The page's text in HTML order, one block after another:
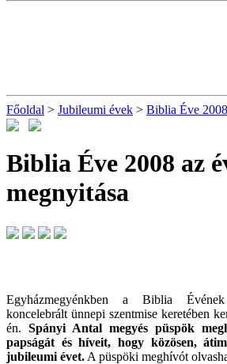
Főoldal > Jubileumi évek > Biblia Éve 2008
Biblia Éve 2008 az
megnyitása
Egyházmegyénkben a Biblia
koncelebrált ünnepi szentmise keretében
én. Spányi Antal megyés püspök
papságát és híveit, hogy közösen,
jubileumi évet. A püspöki meghívót